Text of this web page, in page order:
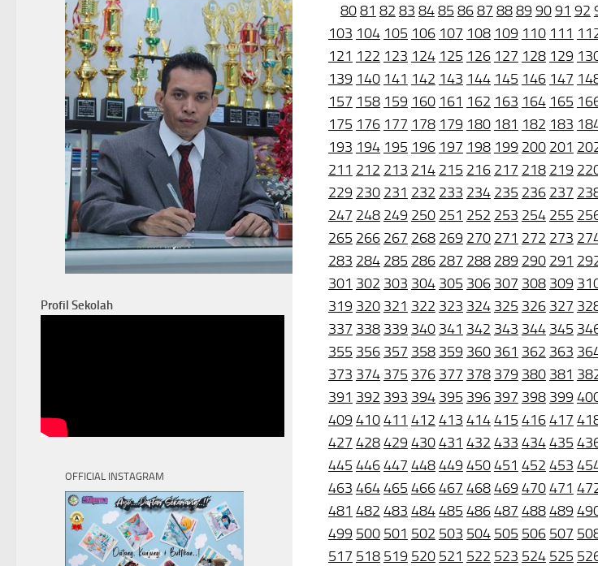
8081 82 83 8485 8687 8889 9091 92
103 104 105 106 107 108 109 110 111
121 122 123 124 125 126 127 128 129
139 140 141 142 143 144 145 146 147
157 158 159 160 161 162 163 164 165
175 176 177 178 179 180 181 182 183
193 194 195 196 197 198 199 200 201
211 212 213 214 215 216 217 218 219
229 230 231 232 233 234 235 236 237
247 248 249 250 251 252 253 254 255
265 266 267 268 269 270 271 272 273
283 284 285 286 287 288 289 290 291
301 302 303 304 305 306 307 308 309
319 320 321 322 323 324 325 326 327
337 338 339 340 341 342 343 344 345
355 356 357 358 359 360 361 362 363
373 374 375 376 377 378 379 380 381
391 392 393 394 395 396 397 398 399
409 410411 412 413 414415 416417
427 428429 430431 432 433 434435
445 446447 448449 450451 452 453
463 464465 466467 468469 470471
481 482 483 484485 486487 488489
499 500 501 502 503 504 505 506 507
517 518 519 520 521 522 523 524 525
Profil Sekolah
OFFICIAL INSTAGRAM